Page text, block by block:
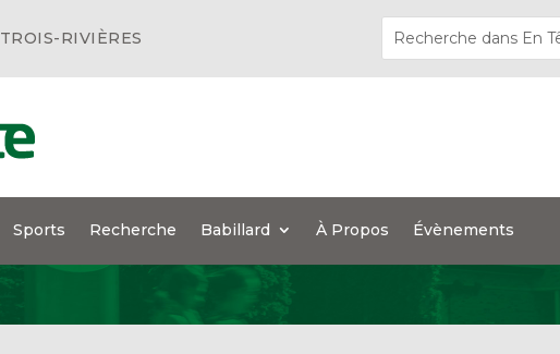
RIVIÈRES
Sports Recherche Babillard À Propos Évènements